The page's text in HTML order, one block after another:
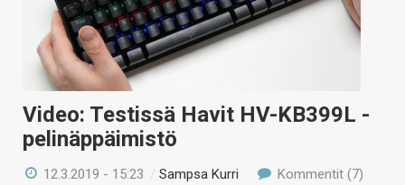
Video: Testissä Havit HV-KB399L -
pelinäppäimistö
12.3.2019 - 15:23 /Sampsa Kurri Kommentit (7)